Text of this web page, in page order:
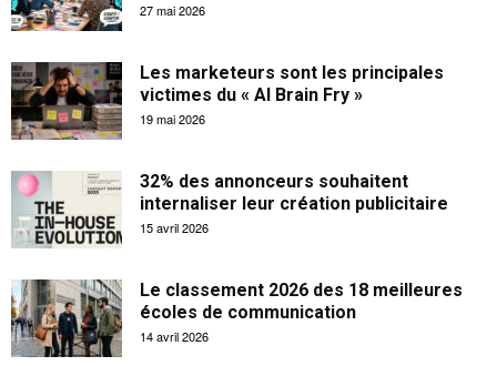
27 mai 2026
Les marketeurs sont les principales
victimes du « AI Brain Fry »
19 mai 2026
32% des annonceurs souhaitent
internaliser leur création publicitaire
15 avril 2026
Le classement 2026 des 18 meilleures
écoles de communication
14 avril 2026